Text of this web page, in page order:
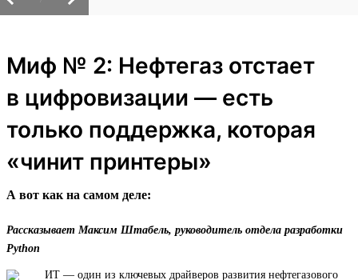
Миф № 2: Нефтегаз отстает
в цифровизации — есть
только поддержка, которая
«чинит принтеры»
А вот как на самом деле:
Рассказывает Максим Штабель, руководитель отдела разработки
Python
ИТ — один из ключевых драйверов развития нефтегазового